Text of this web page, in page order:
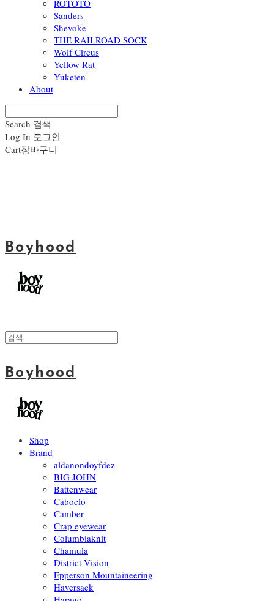
ROTOTO
Sanders
Shevoke
THE RAILROAD SOCK
Wolf Circus
Yellow Rat
Yuketen
About
Search 검색
Log In 로그인
Cart장바구니
Boyhood
Boyhood
Shop
Brand
aldanondoyfdez
BIG JOHN
Battenwear
Caboclo
Camber
Crap eyewear
Columbiaknit
Chamula
District Vision
Epperson Mountaineering
Haversack